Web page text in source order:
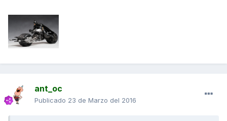
ant_oc
Publicado 23 de Marzo del 2016